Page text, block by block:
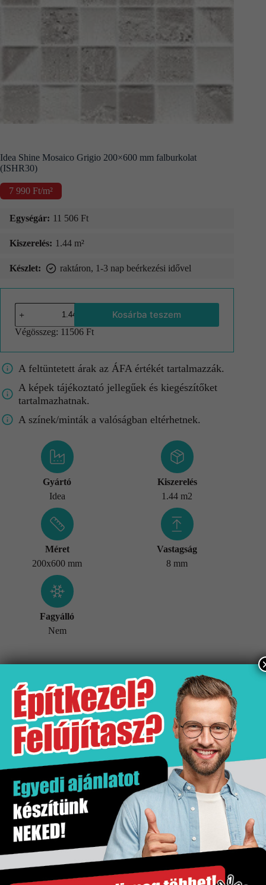
Kapcsolat
Idea Shine Mosaico Grigio 200×600 mm falburkolat
(ISHR30)
7 990 Ft/m²
Egységár: 11 506 Ft
Kiszerelés: 1.44 m²
Készlet: raktáron, 1-3 nap beérkezési idővel
Kosárba teszem
Végösszeg: 11506 Ft
A feltüntetett árak az ÁFA értékét tartalmazzák.
A képek tájékoztató jellegűek és kiegészítőket
tartalmazhatnak.
A színek/minták a valóságban eltérhetnek.
Gyártó
Idea
Kiszerelés
1.44 m2
Méret
200x600 mm
Vastagság
8 mm
Fagyálló
Nem
További információk
Tömeg 18,5 kg
Értékesítési egység doboz
Kő hatás
Kiszerelés 1.44 m2
Mennyiségi egység
Méret 200×600 mm
Tipus Falburkolat